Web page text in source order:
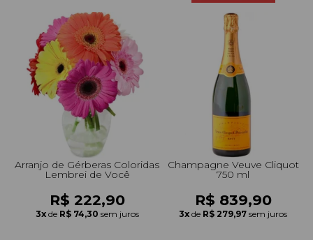
Arranjo de Gérberas Coloridas
Lembrei de Você
R$ 222,90
3x de R$ 74,30 sem juros
Champagne Veuve Cliquot
750 ml
R$ 839,90
3x de R$ 279,97 sem juros